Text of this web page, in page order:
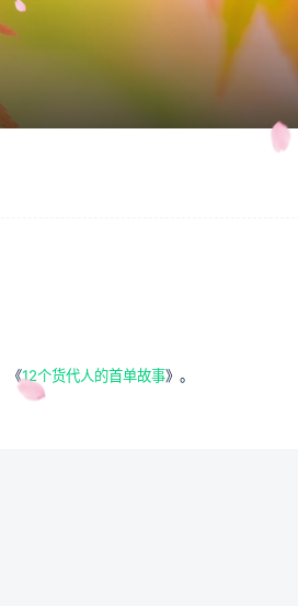
《12个货代人的首单故事》。